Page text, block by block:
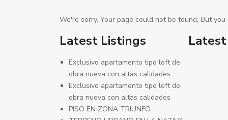
We're sorry. Your page could not be found, But
Latest Listings
Exclusivo apartamento tipo loft de
obra nueva con altas calidades
Exclusivo apartamento tipo loft de
obra nueva con altas calidades
PISO EN ZONA TRIUNFO